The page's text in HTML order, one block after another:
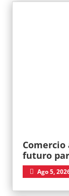
futuro
Ago 5,